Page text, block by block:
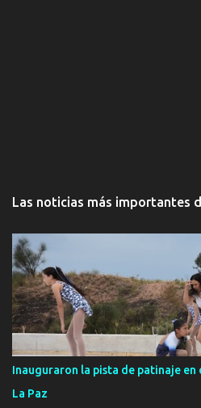
Las noticias más importantes
Inauguraron la pista de patinaje
La Paz